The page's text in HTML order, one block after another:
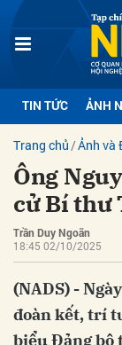
TIN TỨC ẢNH
Trang chủ Ảnh và
Ông
cử Bí thư
Trần Duy Ngoãn
18:45 02/10/2025
(NADS) -
đoàn kết, trí
biểu Đảng bộ
luận